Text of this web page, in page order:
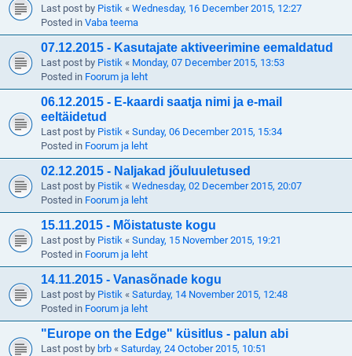
Last post by Pistik « Wednesday, 16 December 2015, 12:27
Posted in Vaba teema
07.12.2015 - Kasutajate aktiveerimine eemaldatud
Last post by Pistik « Monday, 07 December 2015, 13:53
Posted in Foorum ja leht
06.12.2015 - E-kaardi saatja nimi ja e-mail
eeltäidetud
Last post by Pistik « Sunday, 06 December 2015, 15:34
Posted in Foorum ja leht
02.12.2015 - Naljakad jõuluuletused
Last post by Pistik « Wednesday, 02 December 2015, 20:07
Posted in Foorum ja leht
15.11.2015 - Mõistatuste kogu
Last post by Pistik « Sunday, 15 November 2015, 19:21
Posted in Foorum ja leht
14.11.2015 - Vanasõnade kogu
Last post by Pistik « Saturday, 14 November 2015, 12:48
Posted in Foorum ja leht
"Europe on the Edge" küsitlus - palun abi
Last post by brb « Saturday, 24 October 2015, 10:51